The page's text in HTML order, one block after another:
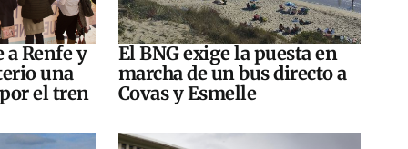
Renfe y
una
el tren
El BNG exige la puesta en
marcha de un bus directo a
Covas y Esmelle